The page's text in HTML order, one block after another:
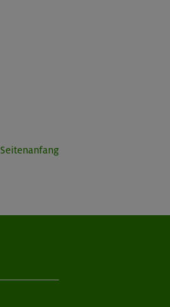
Seitenanfang